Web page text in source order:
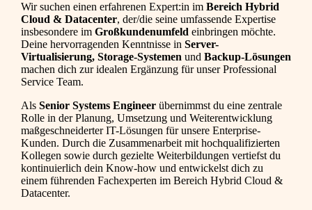
Wir suchen einen erfahrenen Expert:in im Bereich Hybrid
Cloud & Datacenter, der/die seine umfassende Expertise
insbesondere im Großkundenumfeld einbringen möchte.
Deine hervorragenden Kenntnisse in Server-
Virtualisierung, Storage-Systemen und Backup-Lösungen
machen dich zur idealen Ergänzung für unser Professional
Service Team.
Als Senior Systems Engineer übernimmst du eine zentrale
Rolle in der Planung, Umsetzung und Weiterentwicklung
maßgeschneiderter IT-Lösungen für unsere Enterprise-
Kunden. Durch die Zusammenarbeit mit hochqualifizierten
Kollegen sowie durch gezielte Weiterbildungen vertiefst du
kontinuierlich dein Know-how und entwickelst dich zu
einem führenden Fachexperten im Bereich Hybrid Cloud &
Datacenter.